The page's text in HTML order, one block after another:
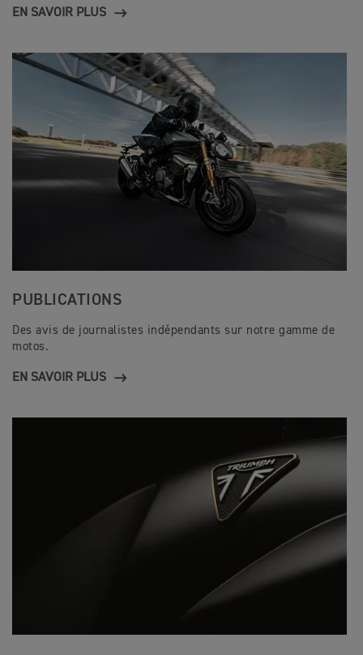
EN SAVOIR PLUS
PUBLICATIONS
Des avis de journalistes indépendants sur notre gamme de
motos.
EN SAVOIR PLUS